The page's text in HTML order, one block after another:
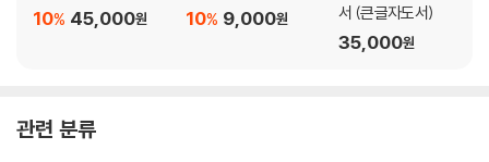
45,000원
10% 9,000원
10%
서 (큰글자도서)
35,000원
관련 분류